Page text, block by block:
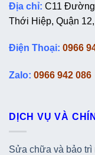
Địa chỉ: C11 Đường
Thới Hiệp, Quận
Điện Thoại: 0966
Zalo: 0966 942 086
DỊCH VỤ VÀ
Sửa chữa và bảo trì